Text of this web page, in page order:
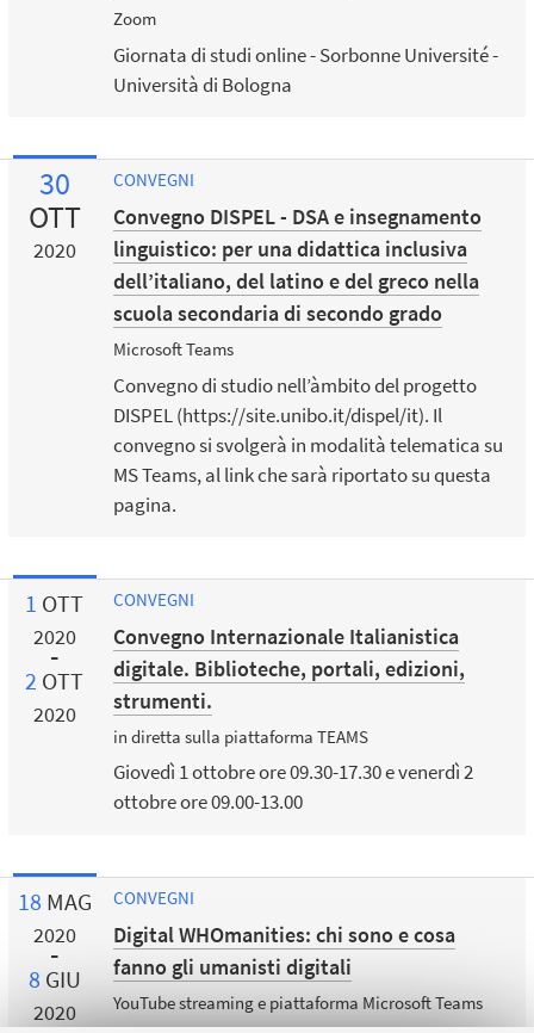
Zoom
Giornata di studi online - Sorbonne Université -
Università di Bologna
30
OTT
2020
CONVEGNI
Convegno DISPEL - DSA e insegnamento
linguistico: per una didattica inclusiva
dell’italiano, del latino e del greco nella
scuola secondaria di secondo grado
Microsoft Teams
Convegno di studio nell’àmbito del progetto
DISPEL (https://site.unibo.it/dispel/it). Il
convegno si svolgerà in modalità telematica su
MS Teams, al link che sarà riportato su questa
pagina.
1 OTT
2020
2 OTT
2020
CONVEGNI
Convegno Internazionale Italianistica
digitale. Biblioteche, portali, edizioni,
strumenti.
in diretta sulla piattaforma TEAMS
Giovedì 1 ottobre ore 09.30-17.30 e venerdì 2
ottobre ore 09.00-13.00
18 MAG
2020
8 GIU
2020
CONVEGNI
Digital WHOmanities: chi sono e cosa
fanno gli umanisti digitali
YouTube streaming e piattaforma Microsoft Teams